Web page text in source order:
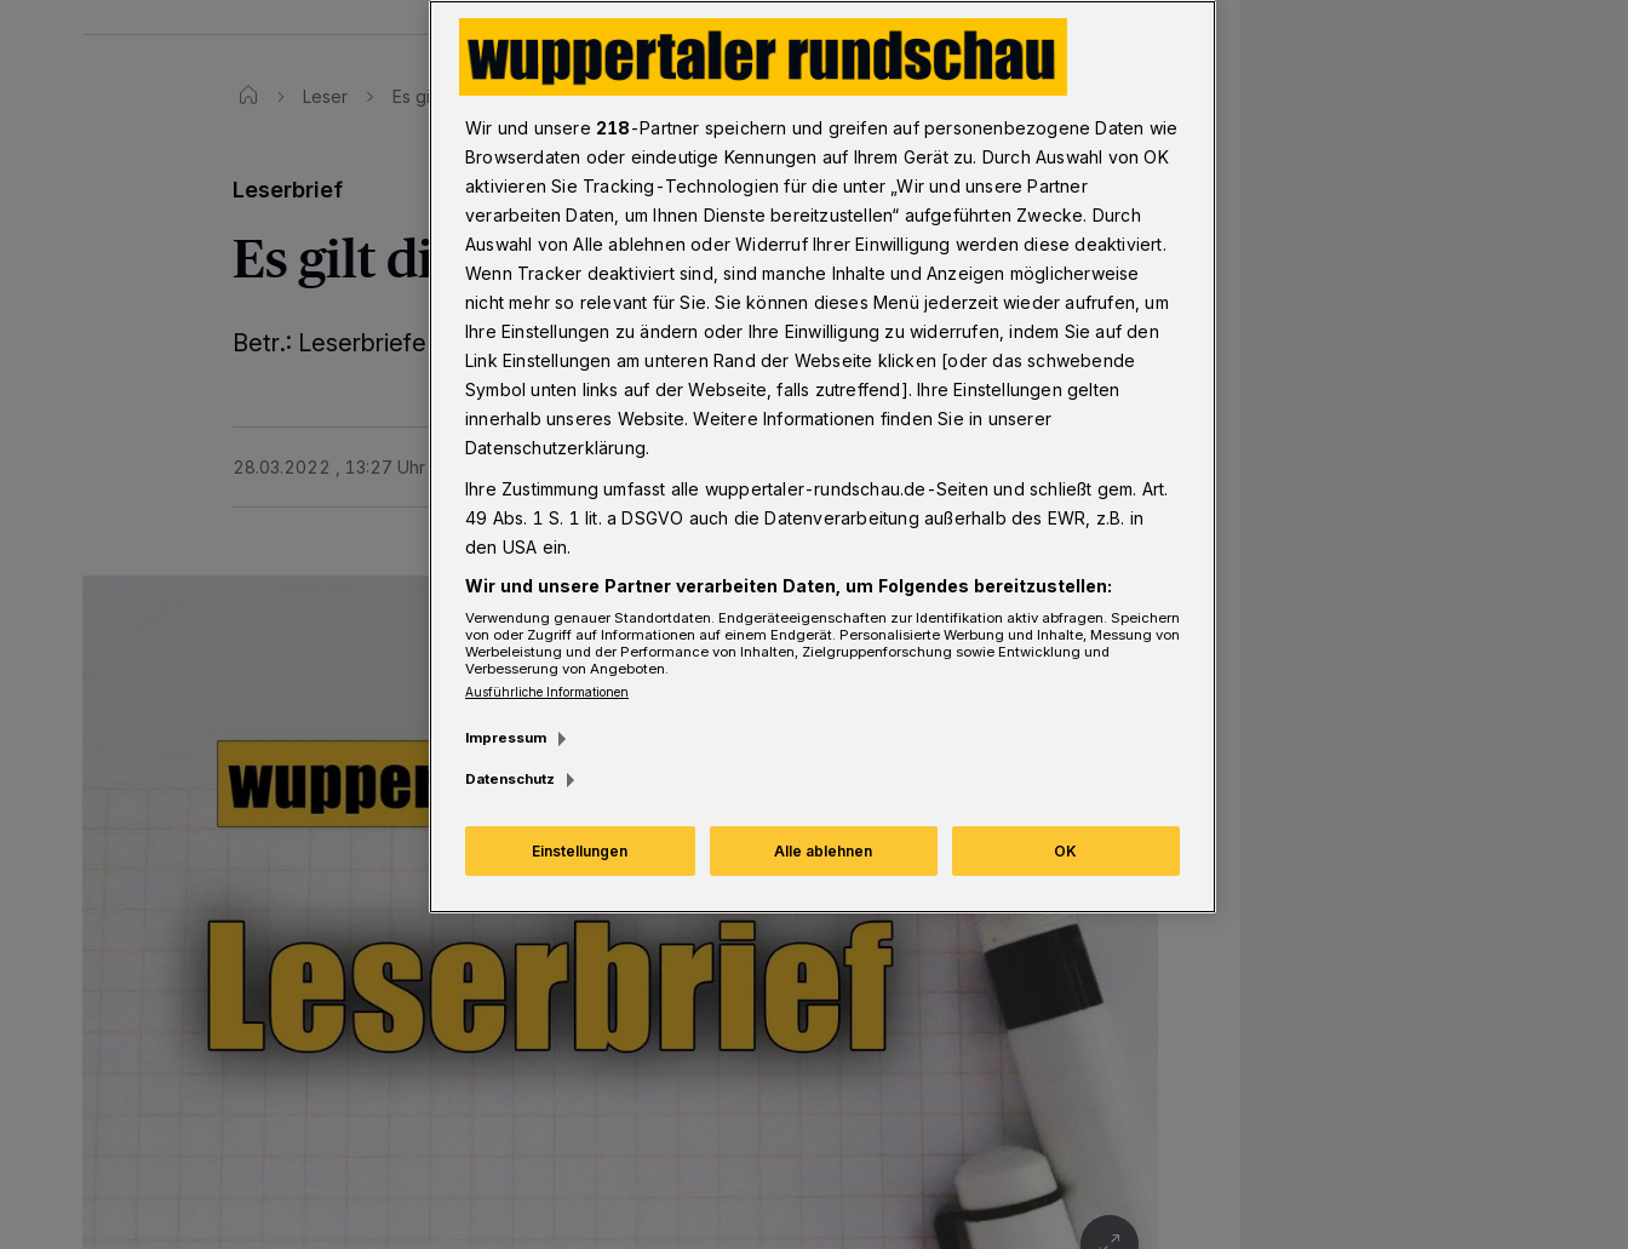
Leser Es gilt die Gemeindeordnung
Leserbrief
Es gilt die Gemeindeordnung
Betr.: Leserbriefe zur BUGA-Bürgerentscheid-Fragestellung
28.03.2022 , 13:27 Uhr
Wir und unsere 218-Partner speichern und greifen auf personenbezogene Daten wie
Browserdaten oder eindeutige Kennungen auf Ihrem Gerät zu. Durch Auswahl von OK
aktivieren Sie Tracking-Technologien für die unter „Wir und unsere Partner
verarbeiten Daten, um Ihnen Dienste bereitzustellen“ aufgeführten Zwecke. Durch
Auswahl von Alle ablehnen oder Widerruf Ihrer Einwilligung werden diese deaktiviert.
Wenn Tracker deaktiviert sind, sind manche Inhalte und Anzeigen möglicherweise
nicht mehr so relevant für Sie. Sie können dieses Menü jederzeit wieder aufrufen, um
Ihre Einstellungen zu ändern oder Ihre Einwilligung zu widerrufen, indem Sie auf den
Link Einstellungen am unteren Rand der Webseite klicken [oder das schwebende
Symbol unten links auf der Webseite, falls zutreffend]. Ihre Einstellungen gelten
innerhalb unseres Website. Weitere Informationen finden Sie in unserer
Datenschutzerklärung.
Ihre Zustimmung umfasst alle wuppertaler-rundschau.de-Seiten und schließt gem. Art.
49 Abs. 1 S. 1 lit. a DSGVO auch die Datenverarbeitung außerhalb des EWR, z.B. in
den USA ein.
Wir und unsere Partner verarbeiten Daten, um Folgendes bereitzustellen:
Verwendung genauer Standortdaten. Endgeräteeigenschaften zur Identifikation aktiv abfragen. Speichern
von oder Zugriff auf Informationen auf einem Endgerät. Personalisierte Werbung und Inhalte, Messung von
Werbeleistung und der Performance von Inhalten, Zielgruppenforschung sowie Entwicklung und
Verbesserung von Angeboten.
Ausführliche Informationen
Impressum
Datenschutz
Einstellungen Alle ablehnen OK